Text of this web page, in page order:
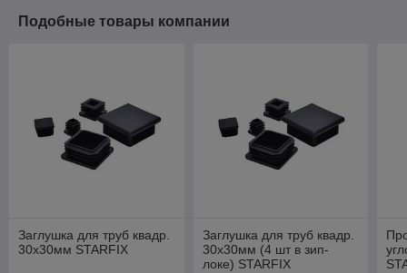
Подобные товары компании
Заглушка для труб квадр.
30х30мм STARFIX
Заглушка для труб квадр.
30х30мм (4 шт в зип-
локе) STARFIX